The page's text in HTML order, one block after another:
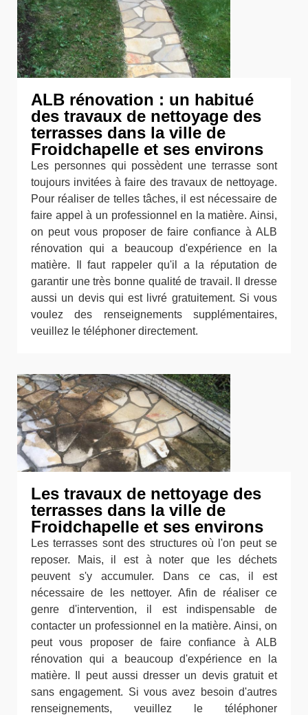
ALB rénovation : un habitué
des travaux de nettoyage des
terrasses dans la ville de
Froidchapelle et ses environs
Les personnes qui possèdent une terrasse sont
toujours invitées à faire des travaux de nettoyage.
Pour réaliser de telles tâches, il est nécessaire de
faire appel à un professionnel en la matière. Ainsi,
on peut vous proposer de faire confiance à ALB
rénovation qui a beaucoup d'expérience en la
matière. Il faut rappeler qu'il a la réputation de
garantir une très bonne qualité de travail. Il dresse
aussi un devis qui est livré gratuitement. Si vous
voulez des renseignements supplémentaires,
veuillez le téléphoner directement.
Les travaux de nettoyage des
terrasses dans la ville de
Froidchapelle et ses environs
Les terrasses sont des structures où l'on peut se
reposer. Mais, il est à noter que les déchets
peuvent s'y accumuler. Dans ce cas, il est
nécessaire de les nettoyer. Afin de réaliser ce
genre d'intervention, il est indispensable de
contacter un professionnel en la matière. Ainsi, on
peut vous proposer de faire confiance à ALB
rénovation qui a beaucoup d'expérience en la
matière. Il peut aussi dresser un devis gratuit et
sans engagement. Si vous avez besoin d'autres
renseignements, veuillez le téléphoner